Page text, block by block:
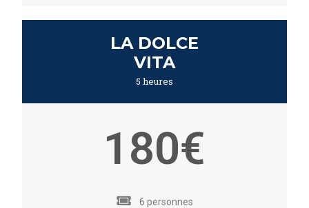
LA DOLCE
VITA
5 heures
180€
6 personnes